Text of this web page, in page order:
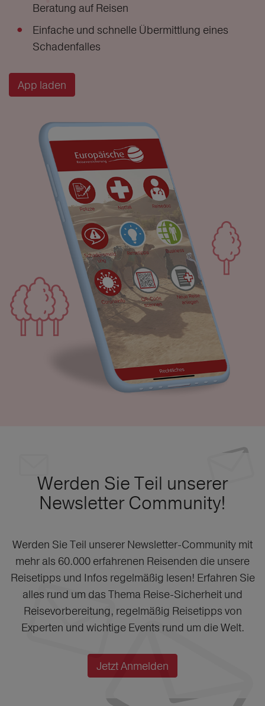
Beratung auf Reisen
Einfache und schnelle Übermittlung eines
Schadenfalles
App laden
Werden Sie Teil unserer
Newsletter Community!
Werden Sie Teil unserer Newsletter-Community mit
mehr als 60.000 erfahrenen Reisenden die unsere
Reisetipps und Infos regelmäßig lesen! Erfahren Sie
alles rund um das Thema Reise-Sicherheit und
Reisevorbereitung, regelmäßig Reisetipps von
Experten und wichtige Events rund um die Welt.
Jetzt Anmelden